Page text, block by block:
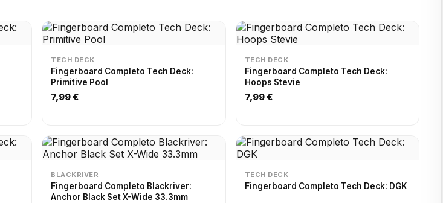
TECH DECK
Fingerboard Completo Tech Deck:
Primitive Pool
7,99 €
TECH DECK
Fingerboard Completo Tech Deck:
Hoops Stevie
7,99 €
BLACKRIVER
Fingerboard Completo Blackriver:
Anchor Black Set X-Wide 33.3mm
TECH DECK
Fingerboard Completo Tech Deck: DGK